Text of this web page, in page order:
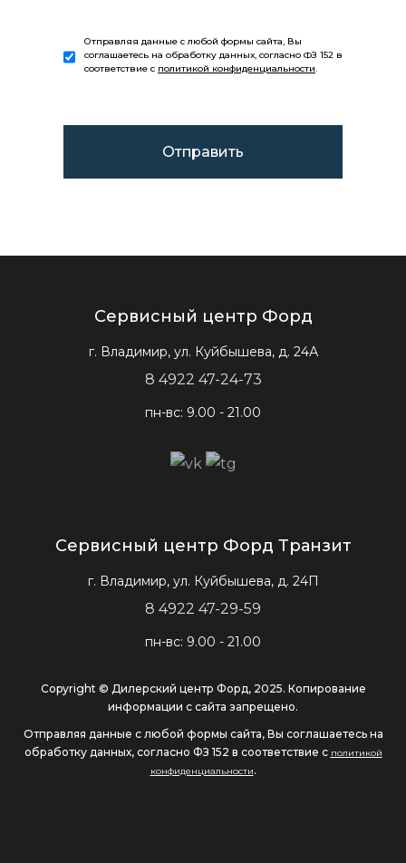
Отправляя данные с любой формы сайта, Вы
соглашаетесь на обработку данных, согласно ФЗ 152 в
соответствие с политикой конфиденциальности.
Сервисный центр Форд
г. Владимир, ул. Куйбышева, д. 24А
8 4922 47-24-73
пн-вс: 9.00 - 21.00
Сервисный центр Форд Транзит
г. Владимир, ул. Куйбышева, д. 24П
8 4922 47-29-59
пн-вс: 9.00 - 21.00
Copyright © Дилерский центр Форд, 2025. Копирование
информации с сайта запрещено.
Отправляя данные с любой формы сайта, Вы соглашаетесь на
обработку данных, согласно ФЗ 152 в соответствие с политикой
конфиденциальности.